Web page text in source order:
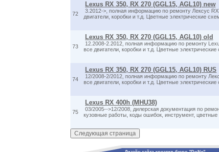
72
Lexus RX 350, RX 270 (GGL15, AGL10) new
3.2012->, полная информацию по ремонту Лексус
двигатели, коробки и т.д. Цветные электрические
73
Lexus RX 350, RX 270 (GGL15, AGL10) old
12.2008-2.2012, полная информацию по ремонту
все двигатели, коробки и т.д. Цветные
74
Lexus RX 350, RX 270 (GGL15, AGL10) RUS
12/2008-2/2012, полная информацию по ремонту
все двигатели, коробки и т.д. Цветные
75
Lexus RX 400h (MHU38)
03/2005-->12/2008, дилерская документация по
кузовные работы, коды ошибок, инструмент,